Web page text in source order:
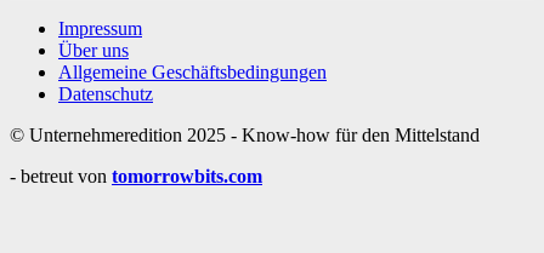
Impressum
Über uns
Allgemeine Geschäftsbedingungen
Datenschutz
© Unternehmeredition 2025 - Know-how für den Mittelstand
- betreut von tomorrowbits.com